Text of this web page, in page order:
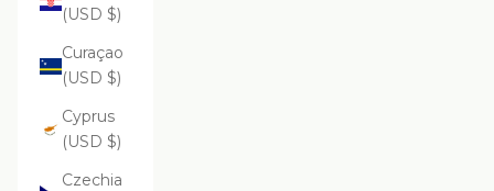
(USD $)
Curaçao
(USD $)
Cyprus
(USD $)
Czechia